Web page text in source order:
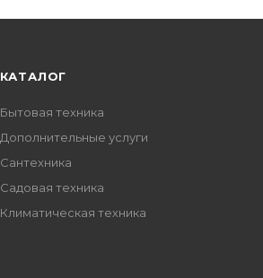
КАТАЛОГ
Бытовая техника
Дополнительные услуги
Сантехника
Садовая техника
Климатическая техника